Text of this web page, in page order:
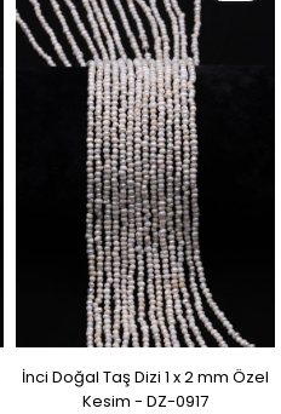
İnci Doğal Taş Dizi 1 x 2 mm Özel
Kesim - DZ-0917